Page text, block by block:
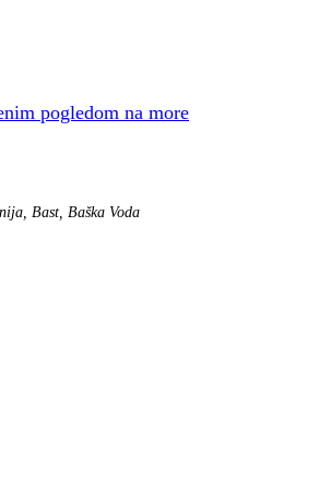
pogledom na more
Bast, Baška Voda